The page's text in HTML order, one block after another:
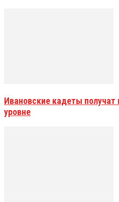
Ивановские кадеты
уровне